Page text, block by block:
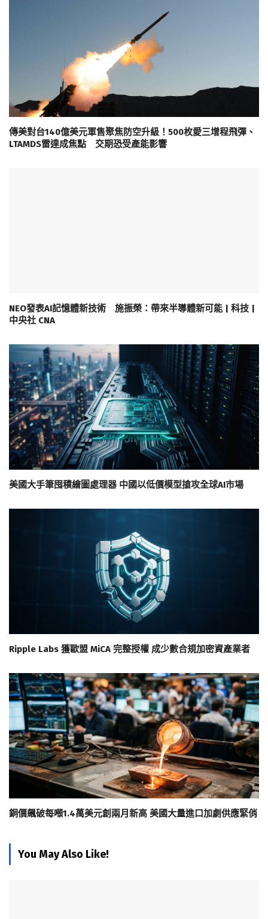
傳美對台140億美元軍售聚焦防空升級！500枚愛三增程飛彈、
LTAMDS雷達成焦點 交期恐受產能影響
NEO發表AI記憶體新技術 施振榮：帶來半導體新可能 | 科技 |
中央社 CNA
美國大手筆囤積繪圖處理器 中國以低價模型搶攻全球AI市場
Ripple Labs 獲歐盟 MiCA 完整授權 成少數合規加密資產業者
銅價飆破每噸1.4萬美元創兩月新高 美國大量進口加劇供應緊俏
You May Also Like!